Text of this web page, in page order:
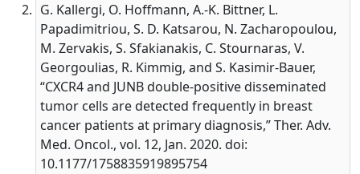
G. Kallergi, O. Hoffmann, A.-K. Bittner, L.
Papadimitriou, S. D. Katsarou, N. Zacharopoulou,
M. Zervakis, S. Sfakianakis, C. Stournaras, V.
Georgoulias, R. Kimmig, and S. Kasimir-Bauer,
“CXCR4 and JUNB double-positive disseminated
tumor cells are detected frequently in breast
cancer patients at primary diagnosis,” Ther. Adv.
Med. Oncol., vol. 12, Jan. 2020. doi:
10.1177/1758835919895754